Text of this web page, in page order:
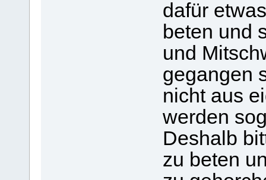
dafür
beten und
und
gegangen
nicht aus
werden
Deshalb
zu beten